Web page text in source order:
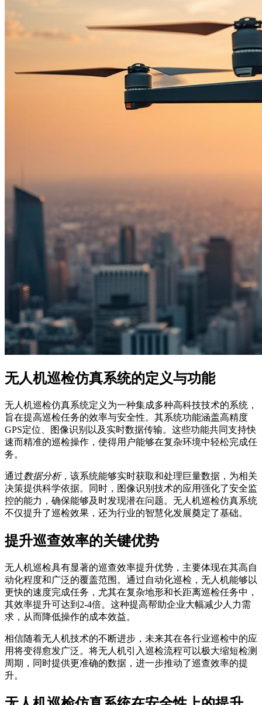
无人机巡检仿真系统的定义与功能
无人机巡检仿真系统定义为一种集成多种高科技技术的系统，
旨在提高巡检任务的效率与安全性。其系统功能涵盖高精度
GPS定位、图像识别以及实时数据传输。这些功能共同支持快
速而精准的巡检操作，使得用户能够在复杂环境中轻松完成任
务。
通过数据分析，该系统能够实时获取和处理巨量数据，为相关
决策提供科学依据。同时，图像识别技术的应用强化了安全监
控的能力，确保能够及时发现潜在问题。无人机巡检仿真系统
不仅提升了巡检效果，还为行业的智慧化发展奠定了基础。
提升巡查效率的关键优势
无人机巡检具有显著的巡查效率提升优势，主要体现在其高自
动化程度和广泛的覆盖范围。通过自动化巡检，无人机能够以
更快的速度完成任务，尤其在复杂地形和长距离巡检任务中，
其效率提升可达到2-4倍。这种提高帮助企业大幅减少人力需
求，从而降低操作的成本效益。
相信随着无人机技术的不断进步，未来其在各行业巡检中的应
用将变得愈发广泛。将无人机引入巡检流程可以极大缩短检测
周期，同时提供更准确的数据，进一步推动了巡查效率的提
升。